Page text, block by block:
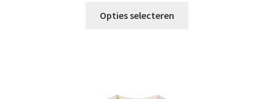
Opties selecteren